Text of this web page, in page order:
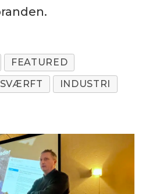
FEATURED
INDUSTRI